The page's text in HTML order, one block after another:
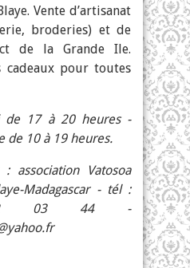
Vente d’artisanat
broderies) et de
de la Grande Ile.
cadeaux pour toutes
de 17 à 20 heures -
de 10 à 19 heures.
association Vatosoa
Madagascar - tél :
03 44 -